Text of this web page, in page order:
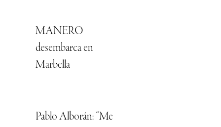
MANERO
desembarca en
Marbella
Pablo Alborán: “Me